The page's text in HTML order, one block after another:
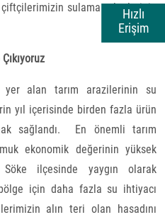
Hızlı
Erişim
çiftçilerimizin sulama taleplerinin
yer alan tarım arazilerinin su
yıl içerisinde birden fazla ürün
sağlandı. En önemli tarım
ekonomik değerinin yüksek
Söke ilçesinde yaygın olarak
bölge için daha fazla su ihtiyacı
alın teri olan hasadını